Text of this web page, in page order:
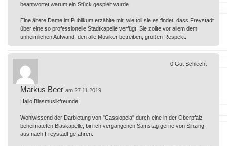
beantwortet warum ein Stück gespielt wurde.
Eine ältere Dame im Publikum erzählte mir, wie toll sie es findet, dass Freystadt
über eine so professionelle Stadtkapelle verfügt. Sie zollte vor allem dem
unheimlichen Aufwand, den alle Musiker betreiben, großen Respekt.
Markus Beer am 27.11.2019
Hallo Blasmusikfreunde!
Wohlwissend der Darbietung von "Cassiopeia" durch eine in der Oberpfalz
beheimateten Blaskapelle, bin ich vergangenen Samstag gerne von Sinzing
aus nach Freystadt gefahren.
0 Gut Schlecht